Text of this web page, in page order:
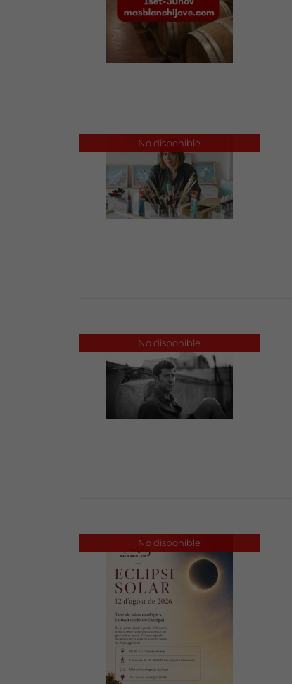
No disponible
No disponible
No disponible